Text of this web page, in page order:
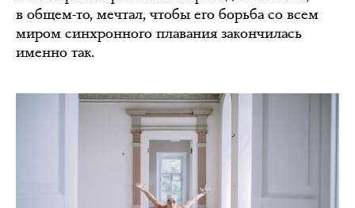
в общем-то, мечтал, чтобы его борьба со всем
миром синхронного плавания закончилась
именно так.